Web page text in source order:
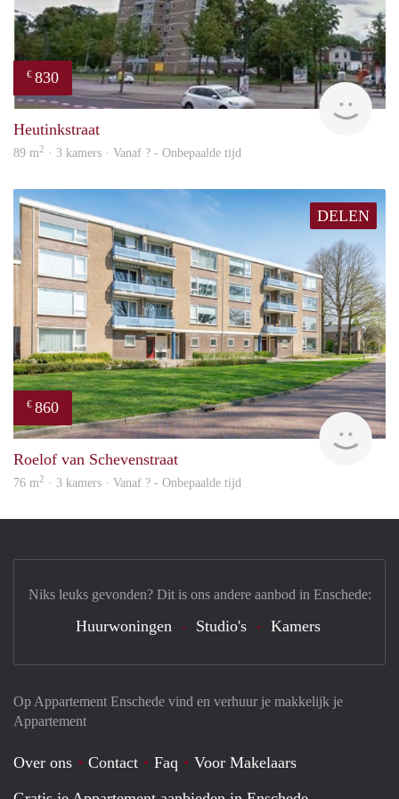
€ 830
Heutinkstraat
89 m2 · 3 kamers · Vanaf ? - Onbepaalde tijd
DELEN
€ 860
Roelof van Schevenstraat
76 m2 · 3 kamers · Vanaf ? - Onbepaalde tijd
Op Appartement Enschede vind en verhuur je makkelijk je
Appartement
Over ons Contact Faq
Voor Makelaars
Niks leuks gevonden? Dit is ons andere aanbod in Enschede:
Huurwoningen Studio's Kamers